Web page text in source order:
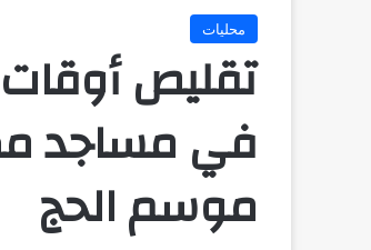
محليات
تقليص أوقات
في مساجد
موسم الحج